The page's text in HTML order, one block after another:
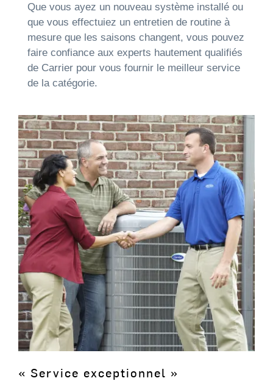
Que vous ayez un nouveau système installé ou
que vous effectuiez un entretien de routine à
mesure que les saisons changent, vous pouvez
faire confiance aux experts hautement qualifiés
de Carrier pour vous fournir le meilleur service
de la catégorie.
« Service exceptionnel »